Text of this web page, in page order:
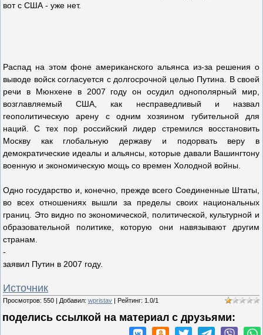
вот с США - уже нет.
Распад на этом фоне американского альянса из-за решения о
выводе войск согласуется с долгосрочной целью Путина. В своей
речи в Мюнхене в 2007 году он осудил однополярный мир,
возглавляемый США, как несправедливый и назвал
геополитическую арену с одним хозяином губительной для
наций. С тех пор российский лидер стремился восстановить
Москву как глобальную державу и подорвать веру в
демократические идеалы и альянсы, которые давали Вашингтону
военную и экономическую мощь со времен Холодной войны.
Одно государство и, конечно, прежде всего Соединенные Штаты,
во всех отношениях вышли за пределы своих национальных
границ. Это видно по экономической, политической, культурной и
образовательной политике, которую они навязывают другим
странам.
-
заявил Путин в 2007 году.
Источник
Просмотров: 550 | Добавил: wpristav | Рейтинг: 1.0/1
поделись ссылкой на материал c друзьями: